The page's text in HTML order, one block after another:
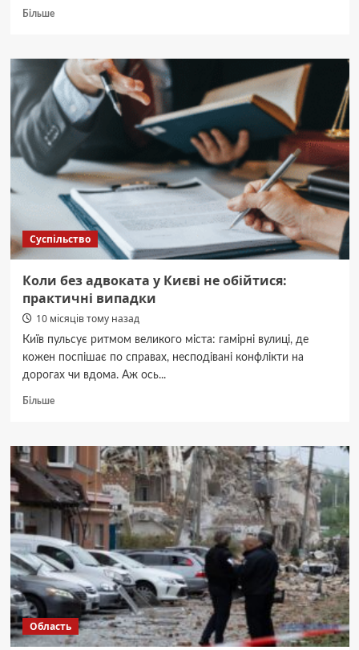
БільшеДокладніше
мережі
розповіли
секрет
ідеальних
дерунів
з
Суспільство
Коли без адвоката у Києві не обійтися:
практичні випадки
10 місяців тому назад
Київ пульсує ритмом великого міста: гамірні вулиці, де
кожен поспішає по справах, несподівані конфлікти на
дорогах чи вдома. Аж ось...
БільшеДокладніше
без
Києві
не
обійтися:
практичні
випадки
Область